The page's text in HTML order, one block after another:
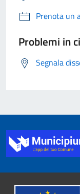
Prenota un
Problemi in
Segnala